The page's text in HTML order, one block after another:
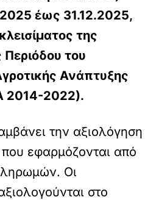
έως 31.12.2025,
της
του
Ανάπτυξης
2014-2022).
την αξιολόγηση
εφαρμόζονται από
Οι
στο